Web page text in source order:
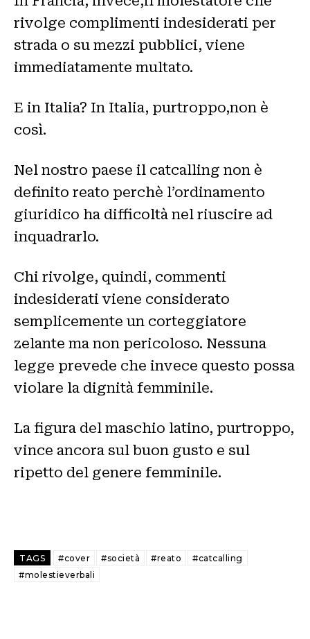
rivolge complimenti indesiderati per
strada o su mezzi pubblici, viene
immediatamente multato.
E in Italia? In Italia, purtroppo,non è
così.
Nel nostro paese il catcalling non è
definito reato perchè l’ordinamento
giuridico ha difficoltà nel riuscire ad
inquadrarlo.
Chi rivolge, quindi, commenti
indesiderati viene considerato
semplicemente un corteggiatore
zelante ma non pericoloso. Nessuna
legge prevede che invece questo possa
violare la dignità femminile.
La figura del maschio latino, purtroppo,
vince ancora sul buon gusto e sul
ripetto del genere femminile.
TAGS #cover #società #reato
#catcalling
#molestieverbali